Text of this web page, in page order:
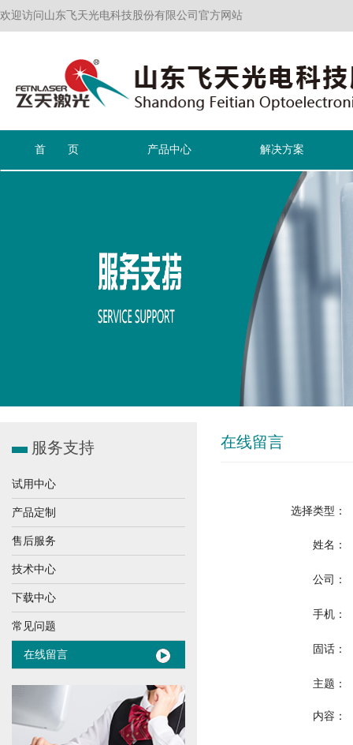
欢迎访问山东飞天光电科技股份有限公司官方网站
首 页 产品中心 解决方案
服务支持
试用中心
产品定制
售后服务
技术中心
下载中心
常见问题
在线留言
在线留言
选择类型：
姓名：
公司：
手机：
固话：
主题：
内容：